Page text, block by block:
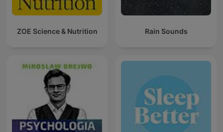
ZOE Science & Nutrition Rain Sounds